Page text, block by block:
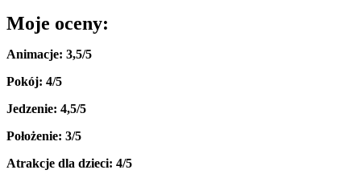
Moje oceny:
Animacje: 3,5/5
Pokój: 4/5
Jedzenie: 4,5/5
Położenie: 3/5
Atrakcje dla dzieci: 4/5